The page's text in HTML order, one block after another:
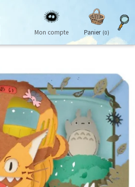
Mon compte Panier (0)